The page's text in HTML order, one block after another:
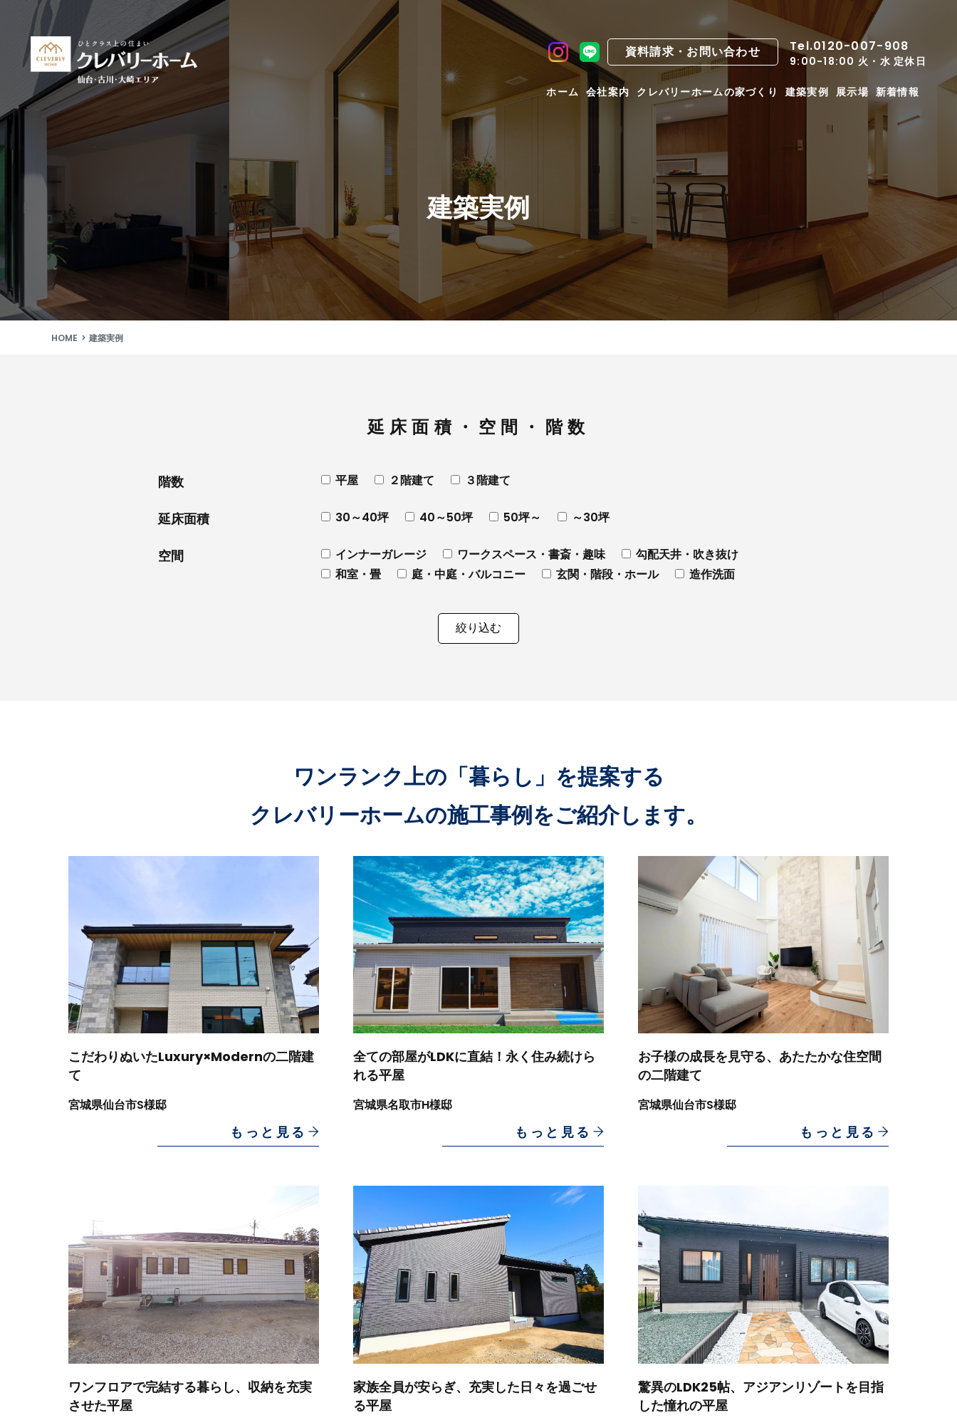
資料請求・お問い合わせ Tel.0120-007-908
9:00-18:00 火・水 定休日
ホーム 会社案内 クレバリーホームの家づくり 建築実例 展示場 新着情報
建築実例
HOME 建築実例
延床面積・空間・階数
階数 平屋 ２階建て ３階建て
延床面積 30～40坪 40～50坪 50坪～ ～30坪
空間 インナーガレージ ワークスペース・書斎・趣味
勾配天井・吹き抜け
和室・畳
庭・中庭・バルコニー 玄関・階段・ホール 造作洗面
絞り込む
ワンランク上の「暮らし」を提案する
クレバリーホームの施工事例をご紹介します。
こだわりぬいたLuxury×Modernの二階建
て
宮城県仙台市S様邸
もっと見る
全ての部屋がLDKに直結！永く住み続けら
れる平屋
宮城県名取市H様邸
もっと見る
お子様の成長を見守る、あたたかな住空間
の二階建て
宮城県仙台市S様邸
もっと見る
ワンフロアで完結する暮らし、収納を充実
させた平屋
家族全員が安らぎ、充実した日々を過ごせ
る平屋
驚異のLDK25帖、アジアンリゾートを目指
した憧れの平屋